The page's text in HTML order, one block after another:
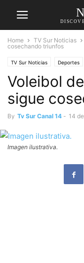
Home TV Sur Noticias
cosechando triunfos
TV Sur Noticias Deportes
Voleibol
sigue
By Tv Sur Canal 14 - 14
Imagen ilustrativa.